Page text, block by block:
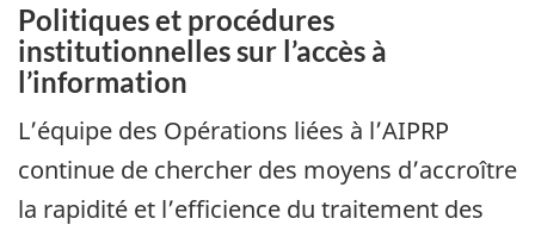
Politiques et procédures
institutionnelles sur l’accès à
l’information
L’équipe des Opérations liées à l’AIPRP
continue de chercher des moyens d’accroître
la rapidité et l’efficience du traitement des